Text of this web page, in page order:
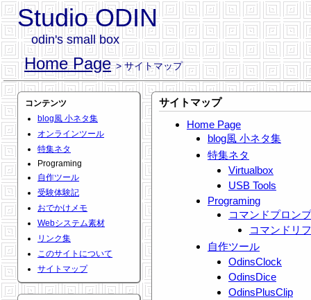
Studio ODIN
odin's small box
Home Page > サイトマップ
コンテンツ
blog風 小ネタ集
オンラインツール
特集ネタ
Programing
自作ツール
受験体験記
おでかけメモ
Webシステム素材
リンク集
このサイトについて
サイトマップ
サイトマップ
Home Page
blog風 小ネタ集
特集ネタ
Virtualbox
USB Tools
Programing
コマンドプロン
コマンドリ
自作ツール
OdinsClock
OdinsDice
OdinsPlusClip